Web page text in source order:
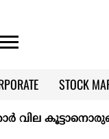
STOCK